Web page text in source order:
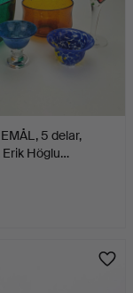
5 delar,
Erik Höglu…